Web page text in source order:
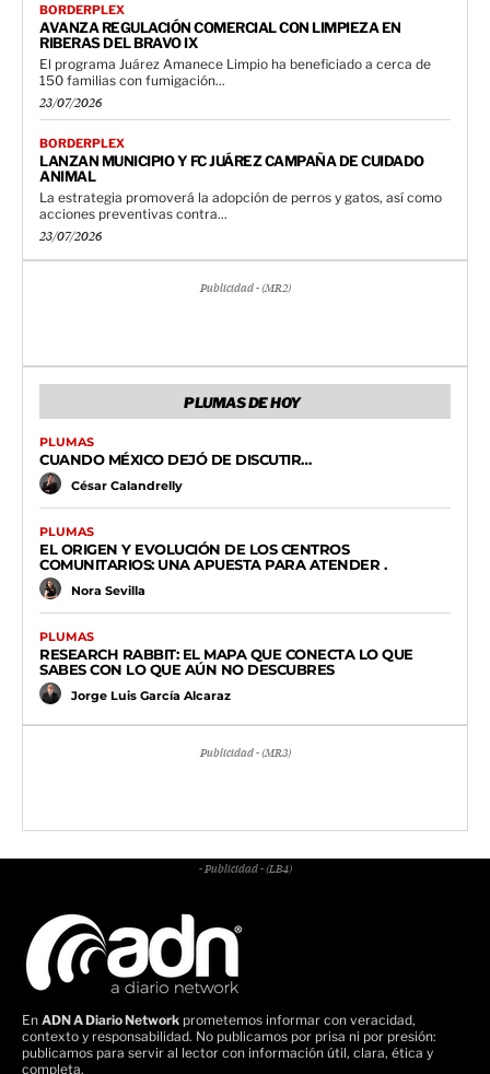
BORDERPLEX
AVANZA REGULACIÓN COMERCIAL CON LIMPIEZA EN
RIBERAS DEL BRAVO IX
El programa Juárez Amanece Limpio ha beneficiado a cerca de
150 familias con fumigación...
23/07/2026
BORDERPLEX
LANZAN MUNICIPIO Y FC JUÁREZ CAMPAÑA DE CUIDADO
ANIMAL
La estrategia promoverá la adopción de perros y gatos, así como
acciones preventivas contra...
23/07/2026
Publicidad - (MR2)
PLUMAS DE HOY
PLUMAS
CUANDO MÉXICO DEJÓ DE DISCUTIR…
César Calandrelly
PLUMAS
EL ORIGEN Y EVOLUCIÓN DE LOS CENTROS
COMUNITARIOS: UNA APUESTA PARA ATENDER .
Nora Sevilla
PLUMAS
RESEARCH RABBIT: EL MAPA QUE CONECTA LO QUE
SABES CON LO QUE AÚN NO DESCUBRES
Jorge Luis García Alcaraz
Publicidad - (MR3)
- Publicidad - (LB4)
En ADN A Diario Network prometemos informar con veracidad,
contexto y responsabilidad. No publicamos por prisa ni por presión:
publicamos para servir al lector con información útil, clara, ética y
completa.